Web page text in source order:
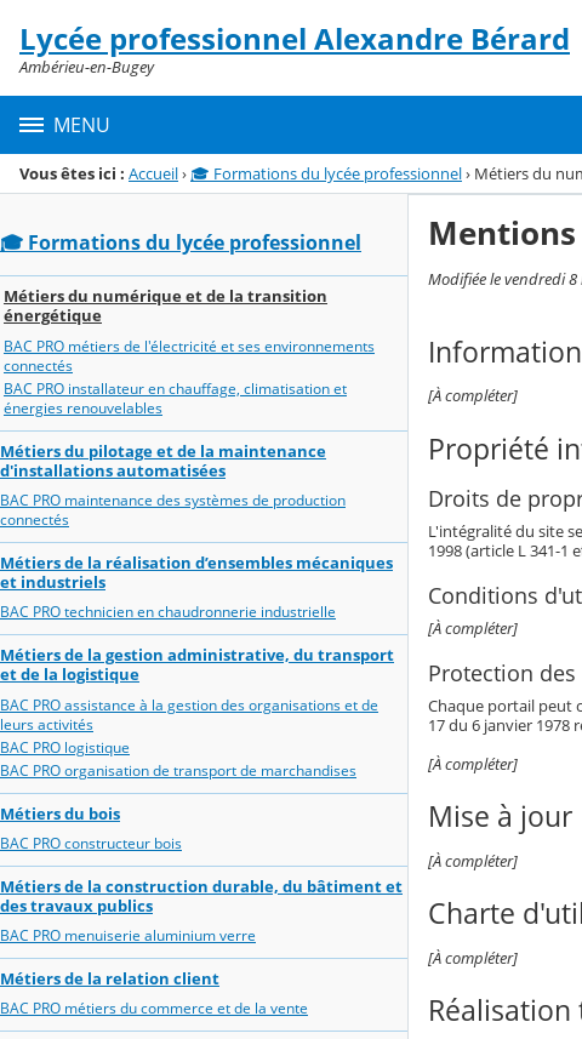
Menu de la rubrique
Contenu
Lycée professionnel Alexandre Bérard
Ambérieu-en-Bugey
MENU
Vous êtes ici : Accueil›🎓 Formations du lycée professionnel› Métiers du
🎓 Formations du lycée professionnel
Métiers du numérique et de la transition
énergétique
BAC PRO métiers de l'électricité et ses environnements
connectés
BAC PRO installateur en chauffage, climatisation et
énergies renouvelables
Métiers du pilotage et de la maintenance
d'installations automatisées
BAC PRO maintenance des systèmes de production
connectés
Métiers de la réalisation d’ensembles mécaniques
et industriels
BAC PRO technicien en chaudronnerie industrielle
Métiers de la gestion administrative, du transport
et de la logistique
BAC PRO assistance à la gestion des organisations et de
leurs activités
BAC PRO logistique
BAC PRO organisation de transport de marchandises
Métiers du bois
BAC PRO constructeur bois
Métiers de la construction durable, du bâtiment et
des travaux publics
BAC PRO menuiserie aluminium verre
Métiers de la relation client
BAC PRO métiers du commerce et de la vente
Modifiée le vendredi
[À compléter]
Propriété
Droits de
L'intégralité du site
1998 (article L 341-
Conditions
[À compléter]
Protection
Chaque portail peut
17 du 6 janvier 1978
[À compléter]
Mise à jour
[À compléter]
Charte
[À compléter]